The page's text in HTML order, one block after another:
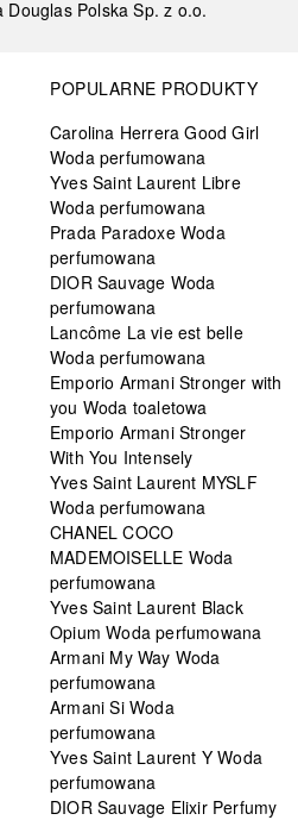
Douglas Polska Sp. z o.o.
POPULARNE PRODUKTY
Carolina Herrera Good Girl
Woda perfumowana
Yves Saint Laurent Libre
Woda perfumowana
Prada Paradoxe Woda
perfumowana
DIOR Sauvage Woda
perfumowana
Lancôme La vie est belle
Woda perfumowana
Emporio Armani Stronger with
you Woda toaletowa
Emporio Armani Stronger
With You Intensely
Yves Saint Laurent MYSLF
Woda perfumowana
CHANEL COCO
MADEMOISELLE Woda
perfumowana
Yves Saint Laurent Black
Opium Woda perfumowana
Armani My Way Woda
perfumowana
Armani Si Woda
perfumowana
Yves Saint Laurent Y Woda
perfumowana
DIOR Sauvage Elixir Perfumy